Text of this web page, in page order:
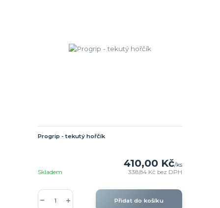
Progrip - tekutý hořčík
410,00 Kč/ks
338,84 Kč bez DPH
Skladem
Přidat do košíku